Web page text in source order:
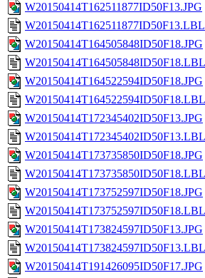
W20150414T162511877ID50F13.JPG
W20150414T162511877ID50F13.LBL
W20150414T164505848ID50F18.JPG
W20150414T164505848ID50F18.LBL
W20150414T164522594ID50F18.JPG
W20150414T164522594ID50F18.LBL
W20150414T172345402ID50F13.JPG
W20150414T172345402ID50F13.LBL
W20150414T173735850ID50F18.JPG
W20150414T173735850ID50F18.LBL
W20150414T173752597ID50F18.JPG
W20150414T173752597ID50F18.LBL
W20150414T173824597ID50F13.JPG
W20150414T173824597ID50F13.LBL
W20150414T191426095ID50F17.JPG